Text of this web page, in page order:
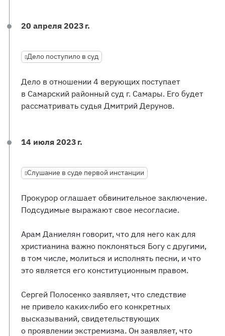
20 апреля 2023 г.
Дело поступило в суд
Дело в отношении 4 верующих поступает
в Самарский районный суд г. Самары. Его будет
рассматривать судья Дмитрий Дерунов.
14 июля 2023 г.
Слушание в суде первой инстанции
Прокурор оглашает обвинительное заключение.
Подсудимые выражают свое несогласие.
Арам Даниелян говорит, что для него как для
христианина важно поклоняться Богу с другими,
в том числе, молиться и исполнять песни, и что
это является его конституционным правом.
Сергей Полосенко заявляет, что следствие
не привело каких-либо его конкретных
высказываний, свидетельствующих
о проявлении экстремизма. Он заявляет, что